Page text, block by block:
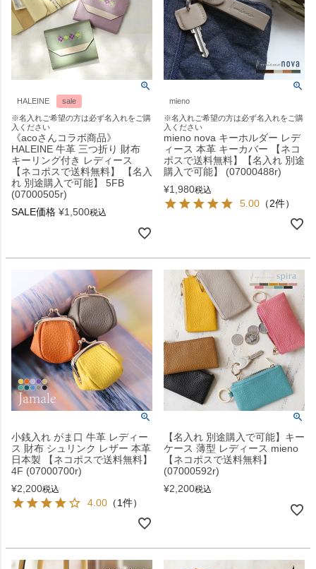
HALEINE
sale
※名入れご希望の方は必ず名入れをご購
入ください
《acoさんコラボ商品》
HALEINE 牛革 三つ折り 財布
キーリング付き レディース
【ネコポスで送料無料】 【名入
れ 別途購入で可能】 5FB
(07000505r)
SALE価格 ¥1,500税込
mieno
※名入れご希望の方は必ず名入れをご購
入ください
mieno nova キーホルダー レデ
ィース 本革 キーカバー 【ネコ
ポスで送料無料】【名入れ 別途
購入で可能】 (07000488r)
¥1,980税込
5.00 （2件）
小銭入れ がま口 牛革 レディー
ス 財布 シュリンク レザー 本革
日本製 【ネコポスで送料無料】
4F (07000700r)
¥2,200税込
4.00 （1件）
【名入れ 別途購入で可能】キー
ケース 薄型 レディース mieno
【ネコポスで送料無料】
(07000592r)
¥2,200税込